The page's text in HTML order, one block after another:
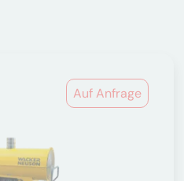
Auf Anfrage